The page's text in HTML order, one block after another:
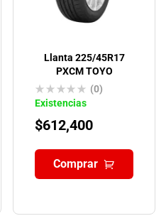
Llanta 225/45R17
PXCM TOYO
(0)
Existencias
$612,400
Comprar